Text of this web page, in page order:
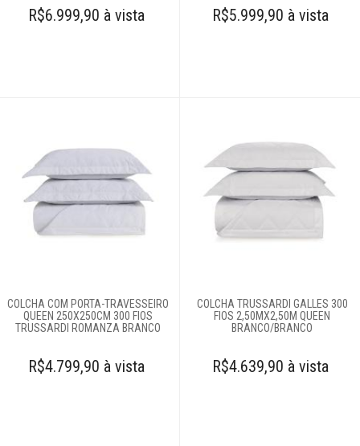
para cama
Lençóis
Moda feminina
Roupões
Toalhas
Travesseiros
R$6.999,90 à vista R$5.999,90 à vista
COLCHA COM PORTA-TRAVESSEIRO
QUEEN 250X250CM 300 FIOS
TRUSSARDI ROMANZA BRANCO
R$4.799,90 à vista
COLCHA TRUSSARDI GALLES 300
FIOS 2,50MX2,50M QUEEN
BRANCO/BRANCO
R$4.639,90 à vista